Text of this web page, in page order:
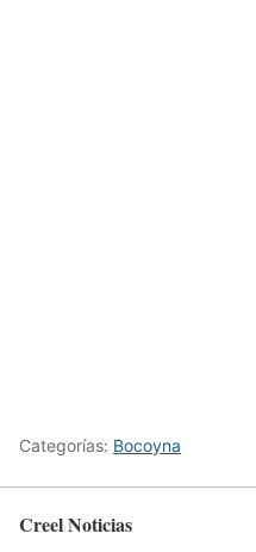
Categorías: Bocoyna
Creel Noticias